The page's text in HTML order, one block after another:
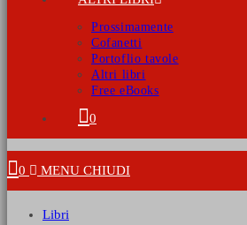
Prossimamente
Cofanetti
Portoflio tavole
Altri libri
Free eBooks
0
0 MENU CHIUDI
Libri